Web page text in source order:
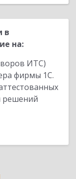
в
на:
ИТС)
фирмы 1С.
решений